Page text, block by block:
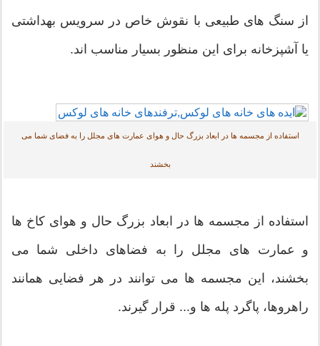
از سنگ های طبیعی با نقوش خاص در سرویس بهداشتی
یا آشپزخانه برای این منظور بسیار مناسب اند.
استفاده از مجسمه ها در ابعاد بزرگ حال و هوای عمارت های مجلل را به فضای شما می
بخشند
استفاده از مجسمه ها در ابعاد بزرگ حال و هوای کاخ ها
و عمارت های مجلل را به فضاهای داخلی شما می
بخشند، این مجسمه ها می توانند در هر فضایی همانند
راهروها، پاگرد پله ها و... قرار گیرند.